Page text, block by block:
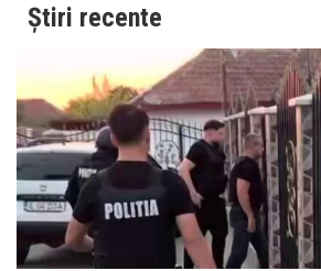
Știri recente